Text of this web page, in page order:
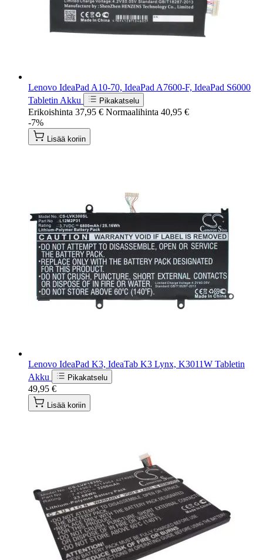
Lenovo IdeaPad A10-70, IdeaPad A7600-F, IdeaPad S6000
Tabletin Akku
Pikakatselu
Erikoishinta 37,95 € Normaalihinta 40,95 €
-7%
Lisää koriin
Lenovo IdeaPad K3, IdeaTab K3 Lynx, K3011W Tabletin
Akku
Pikakatselu
49,95 €
Lisää koriin